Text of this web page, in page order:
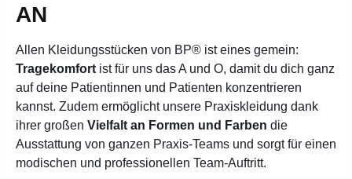
AN
Allen Kleidungsstücken von BP® ist eines gemein:
Tragekomfort ist für uns das A und O, damit du dich ganz
auf deine Patientinnen und Patienten konzentrieren
kannst. Zudem ermöglicht unsere Praxiskleidung dank
ihrer großen Vielfalt an Formen und Farben die
Ausstattung von ganzen Praxis-Teams und sorgt für einen
modischen und professionellen Team-Auftritt.